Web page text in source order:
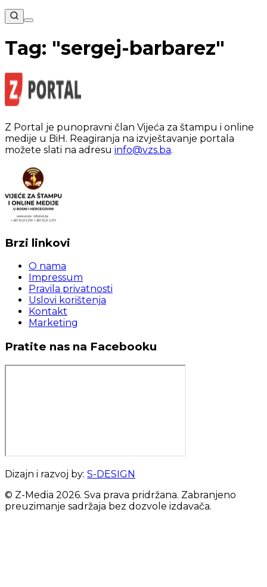
Tag: "sergej-barbarez"
Z Portal je punopravni član Vijeća za štampu i online
medije u BiH. Reagiranja na izvještavanje portala
možete slati na adresu info@vzs.ba.
Brzi linkovi
O nama
Impressum
Pravila privatnosti
Uslovi korištenja
Kontakt
Marketing
Pratite nas na Facebooku
Dizajn i razvoj by: S-DESIGN
© Z-Media 2026. Sva prava pridržana. Zabranjeno
preuzimanje sadržaja bez dozvole izdavača.